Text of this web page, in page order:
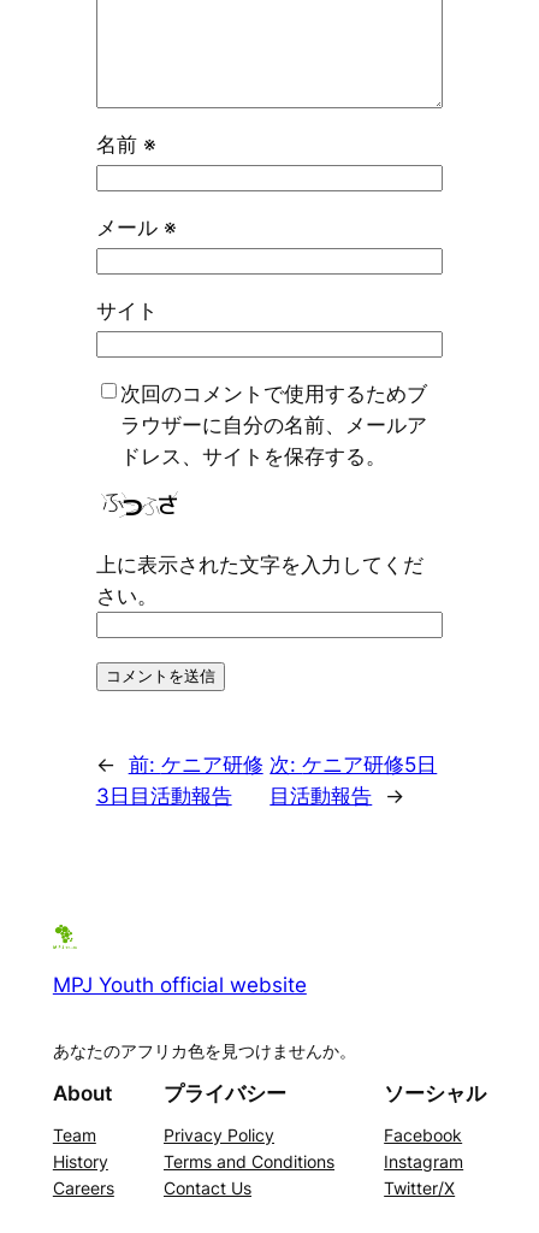
名前 ※
メール ※
サイト
次回のコメントで使用するためブ
ラウザーに自分の名前、メールア
ドレス、サイトを保存する。
上に表示された文字を入力してくだ
さい。
← 前: ケニア研修
3日目活動報告
次:ケニア研修5日
目活動報告
→
MPJ Youth official website
あなたのアフリカ色を見つけませんか。
About
Team
History
Careers
プライバシー
Privacy Policy
Terms and Conditions
Contact Us
ソーシャル
Facebook
Instagram
Twitter/X